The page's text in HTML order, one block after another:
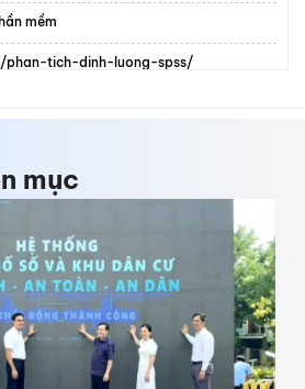
mềm
phan-tich-dinh-luong-spss/
mục